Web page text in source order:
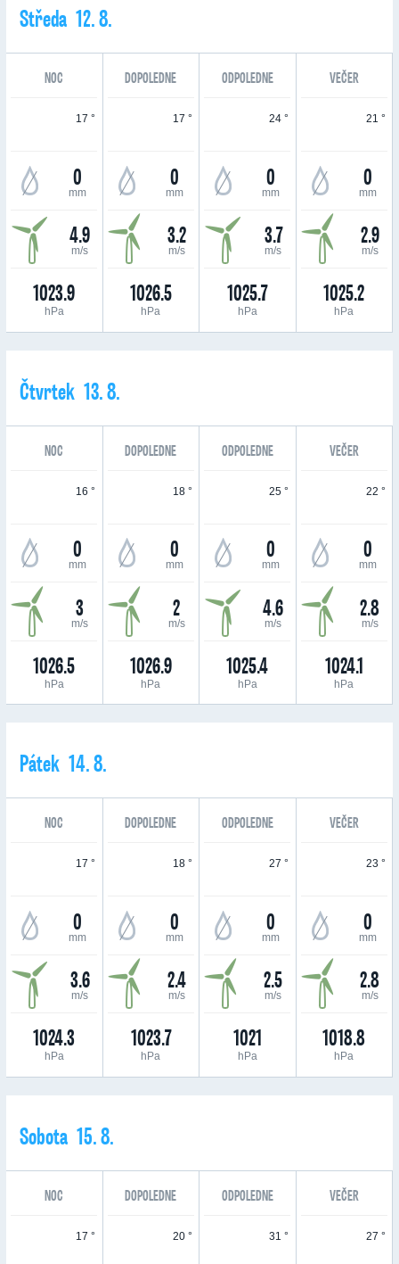
Středa 12. 8.
NOC DOPOLEDNE ODPOLEDNE VEČER
17 °
0
mm
4.9
m/s
1023.9
hPa
17 °
0
mm
3.2
m/s
1026.5
hPa
24 °
0
mm
3.7
m/s
1025.7
hPa
21 °
0
mm
2.9
m/s
1025.2
hPa
Čtvrtek 13. 8.
NOC DOPOLEDNE ODPOLEDNE VEČER
16 °
0
mm
3
m/s
1026.5
hPa
18 °
0
mm
2
m/s
1026.9
hPa
25 °
0
mm
4.6
m/s
1025.4
hPa
22 °
0
mm
2.8
m/s
1024.1
hPa
Pátek 14. 8.
NOC DOPOLEDNE ODPOLEDNE VEČER
17 °
0
mm
3.6
m/s
1024.3
hPa
18 °
0
mm
2.4
m/s
1023.7
hPa
27 °
0
mm
2.5
m/s
1021
hPa
23 °
0
mm
2.8
m/s
1018.8
hPa
Sobota 15. 8.
NOC DOPOLEDNE ODPOLEDNE VEČER
17 ° 20 ° 31 ° 27 °